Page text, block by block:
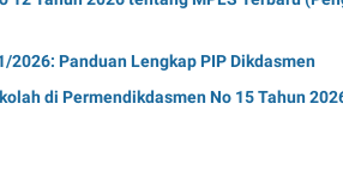
2026: Panduan Lengkap PIP Dikdasmen
di Permendikdasmen No 15 Tahun